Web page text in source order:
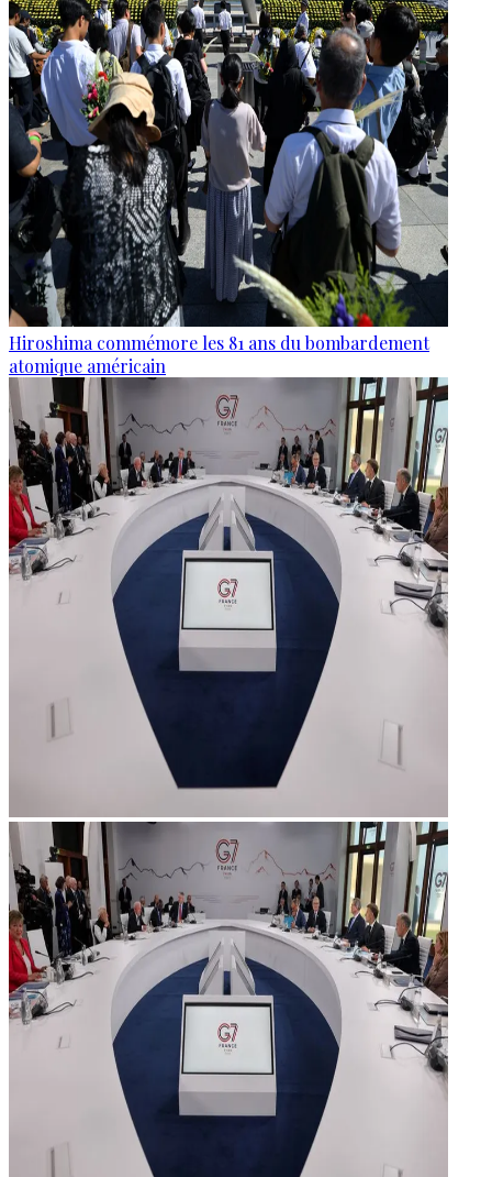
Hiroshima commémore les 81 ans du bombardement
atomique américain